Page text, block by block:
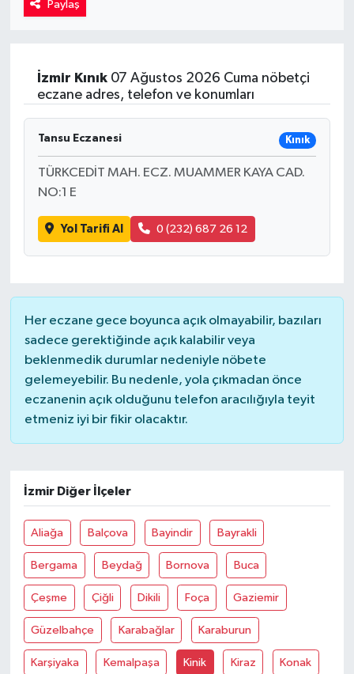
Paylaş
İzmir Kınık07 Ağustos 2026 Cuma nöbetçi
eczane adres, telefon ve konumları
Tansu Eczanesi Kınık
TÜRKCEDİT MAH. ECZ. MUAMMER KAYA CAD.
NO:1 E
Yol Tarifi Al 0 (232) 687 26 12
Her eczane gece boyunca açık olmayabilir, bazıları
sadece gerektiğinde açık kalabilir veya
beklenmedik durumlar nedeniyle nöbete
gelemeyebilir. Bu nedenle, yola çıkmadan önce
eczanenin açık olduğunu telefon aracılığıyla teyit
etmeniz iyi bir fikir olacaktır.
İzmir Diğer İlçeler
Aliağa Balçova Bayindir Bayrakli
Bergama Beydağ Bornova Buca
Çeşme Çiğli Dikili Foça Gaziemir
Güzelbahçe Karabağlar Karaburun
Karşiyaka Kemalpaşa Kinik Kiraz Konak
Yaşam